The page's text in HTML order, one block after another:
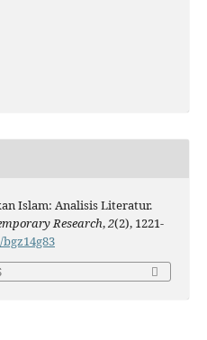
Islam: Analisis Literatur.
Research,2(2), 1221-